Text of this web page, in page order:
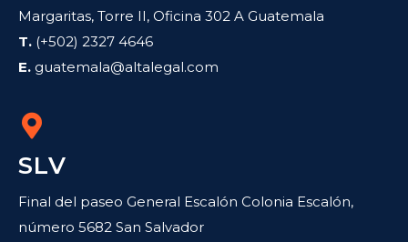
Margaritas, Torre II, Oficina 302 A Guatemala
T. (+502) 2327 4646
E. guatemala@altalegal.com
SLV
Final del paseo General Escalón Colonia Escalón,
número 5682 San Salvador